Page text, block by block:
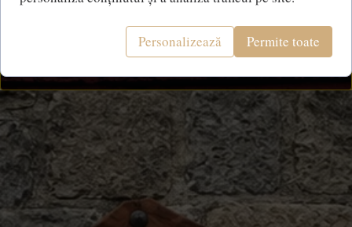
Personalizează Permite toate